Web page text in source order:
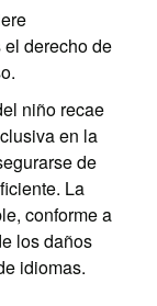
derecho de
niño recae
en la
de
La
conforme a
los daños
idiomas.